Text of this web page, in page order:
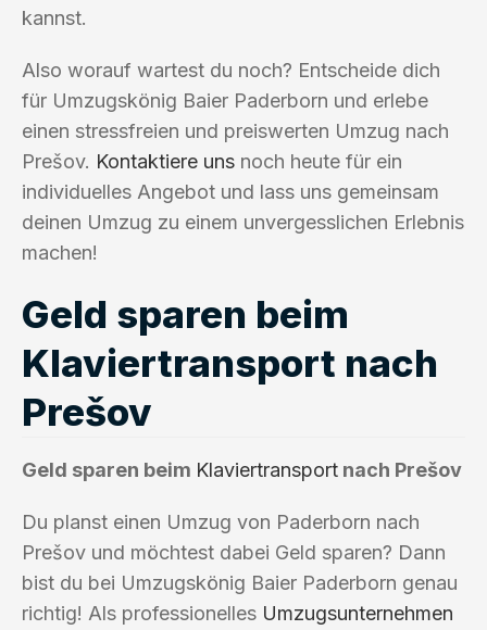
kannst.
Also worauf wartest du noch? Entscheide dich
für Umzugskönig Baier Paderborn und erlebe
einen stressfreien und preiswerten Umzug nach
Prešov. Kontaktiere uns noch heute für ein
individuelles Angebot und lass uns gemeinsam
deinen Umzug zu einem unvergesslichen Erlebnis
machen!
Geld sparen beim
Klaviertransport nach
Prešov
Geld sparen beim Klaviertransport nach Prešov
Du planst einen Umzug von Paderborn nach
Prešov und möchtest dabei Geld sparen? Dann
bist du bei Umzugskönig Baier Paderborn genau
richtig! Als professionelles Umzugsunternehmen